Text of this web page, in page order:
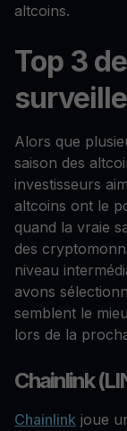
altcoins.
Top 3
Alors que
saison des
investisseurs
altcoins ont le
quand la vraie
des
niveau
avons
semblent le
lors de la
Chainlink
Chainlink joue